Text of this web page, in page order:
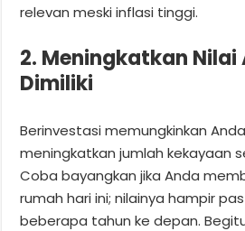
relevan meski inflasi tinggi.
2. Meningkatkan Nilai
Dimiliki
Berinvestasi memungkinkan
meningkatkan jumlah kekayaan
Coba bayangkan jika Anda
rumah hari ini; nilainya hampir
beberapa tahun ke depan.